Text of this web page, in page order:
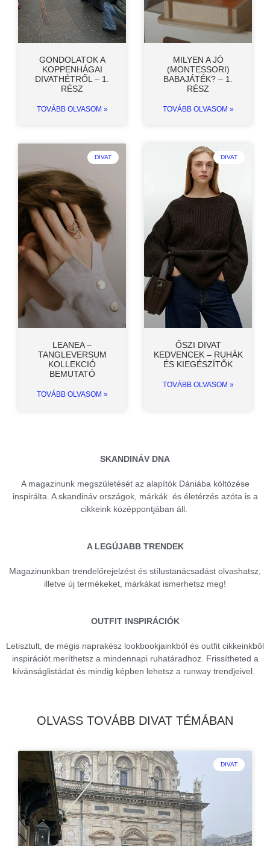
GONDOLATOK A
KOPPENHÁGAI
DIVATHÉTRŐL – 1.
RÉSZ
TOVÁBB OLVASOM »
MILYEN A JÓ
(MONTESSORI)
BABAJÁTÉK? – 1.
RÉSZ
TOVÁBB OLVASOM »
DIVAT
LEANEA –
TANGLEVERSUM
KOLLEKCIÓ
BEMUTATÓ
TOVÁBB OLVASOM »
DIVAT
ŐSZI DIVAT
KEDVENCEK – RUHÁK
ÉS KIEGÉSZÍTŐK
TOVÁBB OLVASOM »
SKANDINÁV DNA
A magazinunk megszületését az alapítók Dániába költözése
inspirálta. A skandináv országok, márkák és életérzés azóta is a
cikkeink középpontjában áll.
A LEGÚJABB TRENDEK
Magazinunkban trendelőrejelzést és stílustanácsadást olvashatsz,
illetve új termékeket, márkákat ismerhetsz meg!
OUTFIT INSPIRÁCIÓK
Letisztult, de mégis naprakész lookbookjainkból és outfit cikkeinkből
inspirációt meríthetsz a mindennapi ruhatáradhoz. Frissítheted a
kívánságlistádat és mindig képben lehetsz a runway trendjeivel.
OLVASS TOVÁBB DIVAT TÉMÁBAN
DIVAT